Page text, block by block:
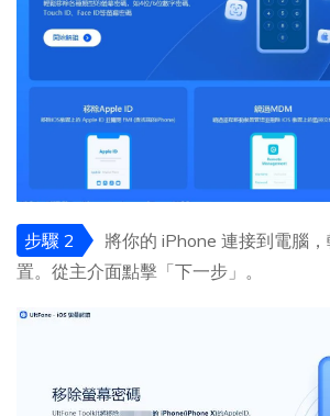
步驟 2
將你的 iPhone 連接到電腦
置。從主介面點擊「下一步」。